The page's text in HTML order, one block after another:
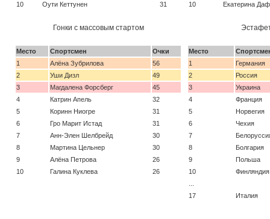
10
Оути Кеттунен 31
10
Екатерина
Гонки с массовым стартом
Место Спортсмен
Очки
1
Алёна Зубрилова
56
2
Уши Дизл
49
3
Магдалена Форсберг
45
4
Катрин Апель
32
5
Коринн Ниогре
31
6
Гро Марит Истад
31
7
Анн-Элен Шелбрейд
30
8
Мартина Цельнер
30
9
Алёна Петрова
26
10
Галина Куклева 26
Место
1
Германия
2
Россия
3
Украина
4
Франция
5
Норвегия
6
Чехия
7
8
Болгария
9
Польша
10
Финляндия
17
Италия